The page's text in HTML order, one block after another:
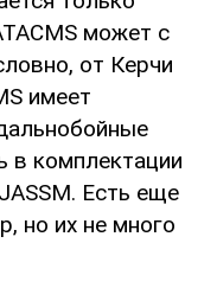
может с
от Керчи
имеет
в комплектации
Есть еще
но их не много